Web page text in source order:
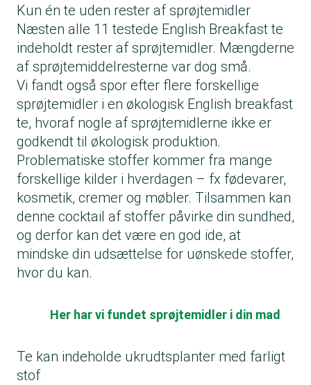
Kun én te uden rester af sprøjtemidler
Næsten alle 11 testede English Breakfast te
indeholdt rester af sprøjtemidler. Mængderne
af sprøjtemiddelresterne var dog små.
Vi fandt også spor efter flere forskellige
sprøjtemidler i en økologisk English breakfast
te, hvoraf nogle af sprøjtemidlerne ikke er
godkendt til økologisk produktion.
Problematiske stoffer kommer fra mange
forskellige kilder i hverdagen – fx fødevarer,
kosmetik, cremer og møbler. Tilsammen kan
denne cocktail af stoffer påvirke din sundhed,
og derfor kan det være en god ide, at
mindske din udsættelse for uønskede stoffer,
hvor du kan.
Her har vi fundet sprøjtemidler i din mad
Te kan indeholde ukrudtsplanter med farligt
stof